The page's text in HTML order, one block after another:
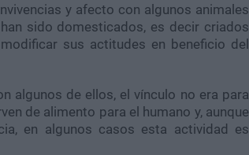
y afecto con algunos animales
sido domesticados, es decir criados
sus actitudes en beneficio del
algunos de ellos, el vínculo no era para
de alimento para el humano y, aunque
en algunos casos esta actividad es